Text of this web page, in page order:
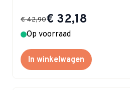
Special Price
€ 32,18
€ 42,90
Op voorraad
In winkelwagen